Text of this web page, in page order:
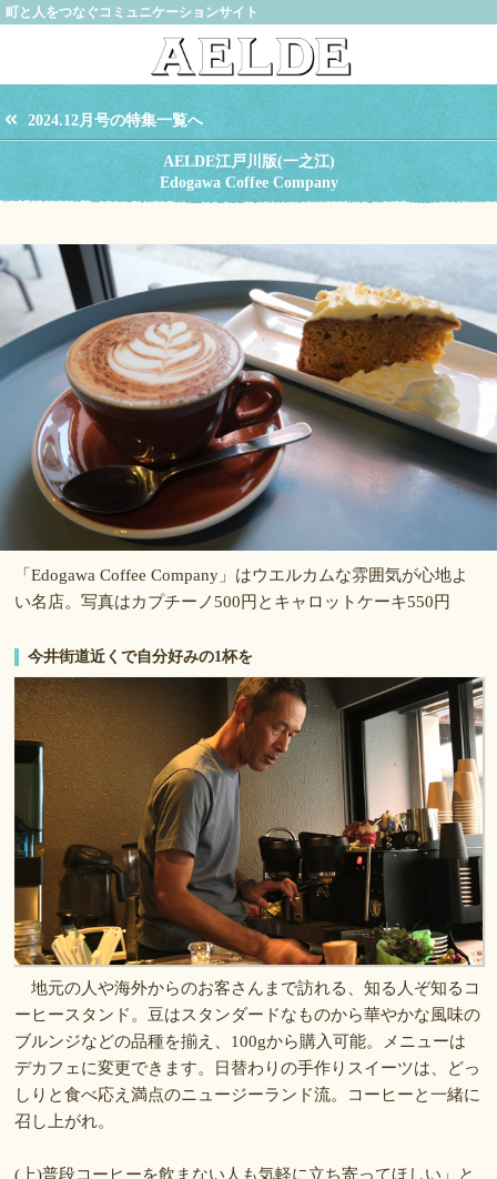
町と人をつなぐコミュニケーションサイト
2024.12月号の特集一覧へ
AELDE江戸川版(一之江)
Edogawa Coffee Company
「Edogawa Coffee Company」はウエルカムな雰囲気が心地よ
い名店。写真はカプチーノ500円とキャロットケーキ550円
今井街道近くで自分好みの1杯を
地元の人や海外からのお客さんまで訪れる、知る人ぞ知るコ
ーヒースタンド。豆はスタンダードなものから華やかな風味の
ブルンジなどの品種を揃え、100gから購入可能。メニューは
デカフェに変更できます。日替わりの手作りスイーツは、どっ
しりと食べ応え満点のニュージーランド流。コーヒーと一緒に
召し上がれ。
(上)普段コーヒーを飲まない人も気軽に立ち寄ってほしい」と